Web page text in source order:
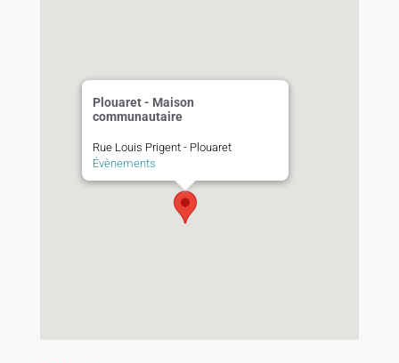
Plouaret - Maison
communautaire
Rue Louis Prigent - Plouaret
Évènements